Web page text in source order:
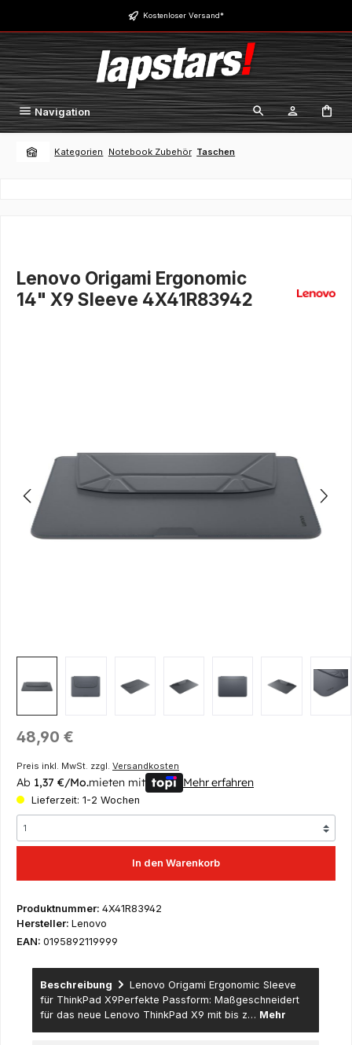
Zum Hauptinhalt springen Kostenloser Versand*
Navigation
Kategorien Notebook Zubehör Taschen
Lenovo Origami Ergonomic
14" X9 Sleeve 4X41R83942
Regulärer Preis:
48,90 €
Preis inkl. MwSt. zzgl. Versandkosten
Ab 1,37 €/Mo.mieten mit Mehr erfahren
Lieferzeit: 1-2 Wochen
In den Warenkorb
Produktnummer: 4X41R83942
Hersteller: Lenovo
EAN: 0195892119999
Beschreibung
Lenovo Origami Ergonomic Sleeve
für ThinkPad X9Perfekte Passform: Maßgeschneidert
für das neue Lenovo ThinkPad X9 mit bis z… Mehr